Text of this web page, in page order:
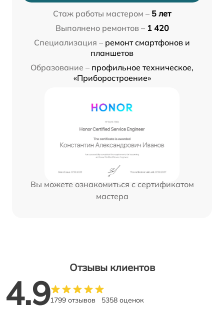
Стаж работы мастером – 5 лет
Выполнено ремонтов – 1 420
Специализация – ремонт смартфонов и
планшетов
Образование – профильное техническое,
«Приборостроение»
Вы можете ознакомиться с сертификатом
мастера
Отзывы клиентов
4.91799 отзывов 5358 оценок